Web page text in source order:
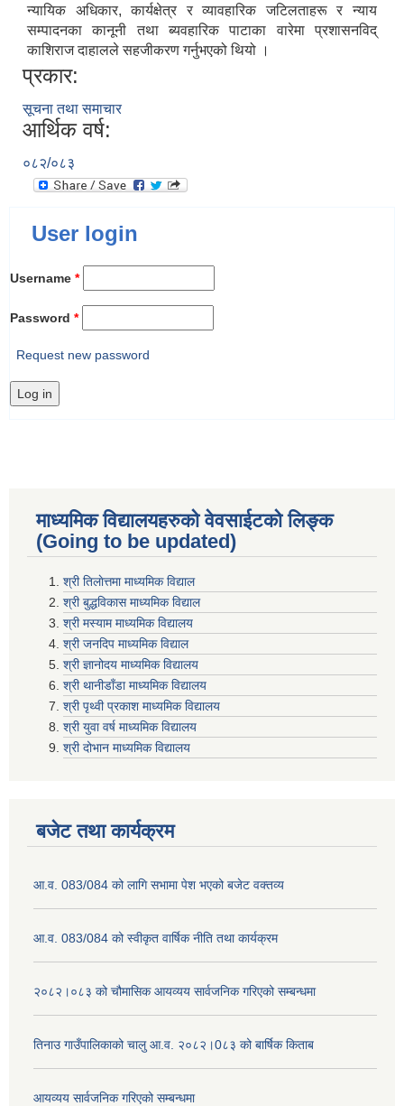
न्यायिक अधिकार, कार्यक्षेत्र र व्यावहारिक जटिलताहरू र न्याय
सम्पादनका कानूनी तथा ब्यवहारिक पाटाका वारेमा प्रशासनविद्
काशिराज दाहालले सहजीकरण गर्नुभएको थियो ।
प्रकार:
सूचना तथा समाचार
आर्थिक वर्ष:
०८२/०८३
User login
Username *
Password *
Request new password
माध्यमिक विद्यालयहरुकाे वेवसाईटको लिङ्क
(Going to be updated)
श्री तिलाेत्तमा माध्यमिक विद्याल
श्री बुद्धविकास माध्यमिक विद्याल
श्री मस्याम माध्यमिक विद्यालय
श्री जनदिप माध्यमिक विद्याल
श्री ज्ञानोदय माध्यमिक विद्यालय
श्री थानीडाँडा माध्यमिक विद्यालय
श्री पृथ्वी प्रकाश माध्यमिक विद्यालय
श्री युवा वर्ष माध्यमिक विद्यालय
श्री दोभान माध्यमिक विद्यालय
बजेट तथा कार्यक्रम
आ.व. 083/084 को लागि सभामा पेश भएको बजेट वक्तव्य
आ.व. 083/084 को स्वीकृत वार्षिक नीति तथा कार्यक्रम
२०८२।०८३ को चौमासिक आयव्यय सार्वजनिक गरिएको सम्बन्धमा
तिनाउ गाउँपालिकाको चालु आ.व. २०८२।0८३ को बार्षिक किताब
आयव्यय सार्वजनिक गरिएको सम्बन्धमा